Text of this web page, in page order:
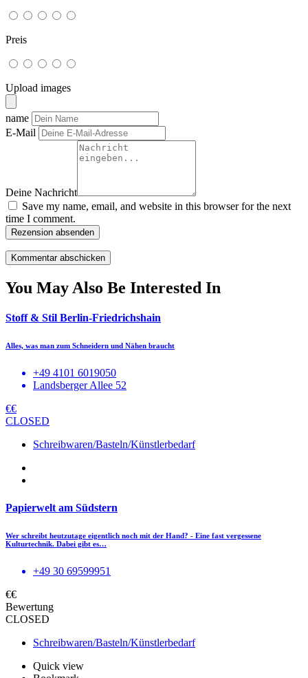
Preis
Upload images
name
E-Mail
Deine Nachricht
Save my name, email, and website in this browser for the next
time I comment.
Rezension absenden
You May Also Be Interested In
Stoff & Stil Berlin-Friedrichshain
Alles, was man zum Schneidern und Nähen braucht
+49 4101 6019050
Landsberger Allee 52
€€
CLOSED
Schreibwaren/Basteln/Künstlerbedarf
Papierwelt am Südstern
Wer schreibt heutzutage eigentlich noch mit der Hand? - Eine fast vergessene
Kulturtechnik. Dabei gibt es…
+49 30 69599951
€€
Bewertung
CLOSED
Schreibwaren/Basteln/Künstlerbedarf
Quick view